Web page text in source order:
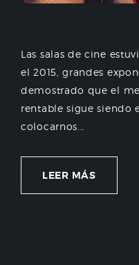
Las salas de cine
el 2015, grandes
demostrado que el
rentable sigue siendo
colocarnos...
LEER MÁS